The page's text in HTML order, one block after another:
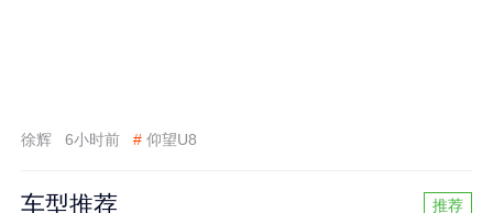
徐辉 6小时前 # 仰望U8
车型推荐 推荐